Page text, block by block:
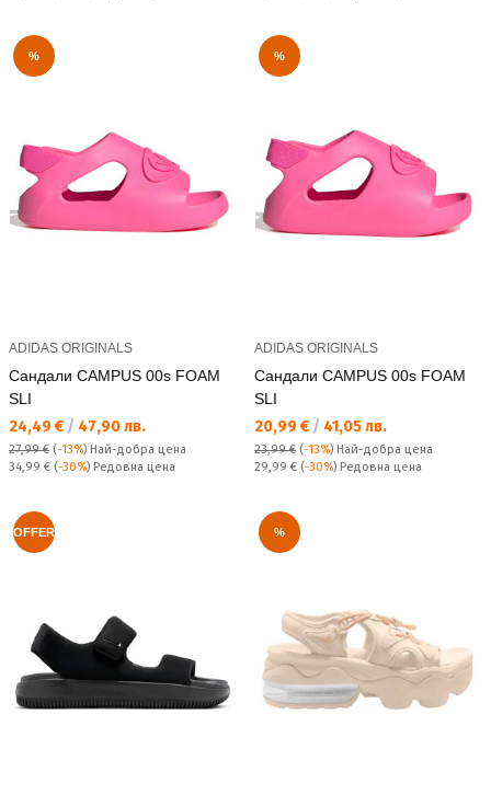
%
ADIDAS ORIGINALS
Сандали CAMPUS 00s FOAM
SLI
Текуща цена:
24,49 € / 47,90 лв.
27,99 € (-13%) Най-добра цена
Редовна цена:
34,99 € (-30%) Редовна цена
%
ADIDAS ORIGINALS
Сандали CAMPUS 00s FOAM
SLI
Текуща цена:
20,99 € / 41,05 лв.
23,99 € (-13%) Най-добра цена
Редовна цена:
29,99 € (-30%) Редовна цена
OFFER %